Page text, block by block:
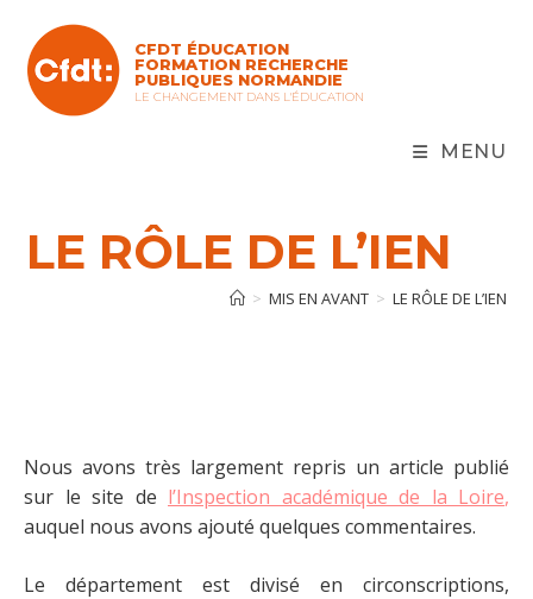
content
CFDT ÉDUCATION
FORMATION RECHERCHE
PUBLIQUES NORMANDIE
LE CHANGEMENT DANS L'ÉDUCATION
MENU
LE RÔLE DE L’IEN
> MIS EN AVANT > LE RÔLE DE L’IEN
Nous avons très largement repris un article publié
sur le site de l’Inspection académique de la Loire,
auquel nous avons ajouté quelques commentaires.
Le département est divisé en circonscriptions,